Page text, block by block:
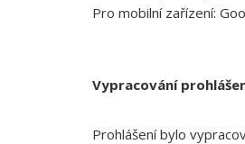
Pro mobilní zařízení:
Vypracování
Prohlášení bylo